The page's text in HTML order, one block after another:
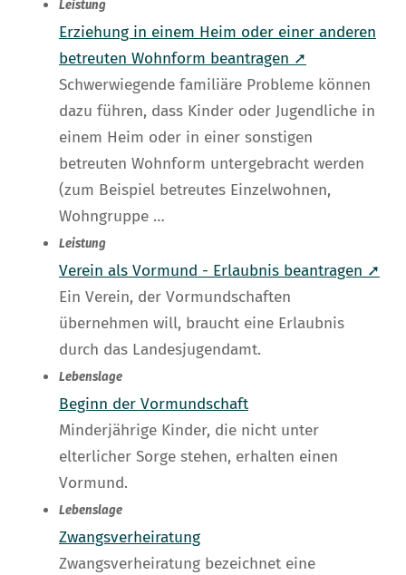
Leistung
Erziehung in einem Heim oder einer anderen
betreuten Wohnform beantragen ➚
Schwerwiegende familiäre Probleme können
dazu führen, dass Kinder oder Jugendliche in
einem Heim oder in einer sonstigen
betreuten Wohnform untergebracht werden
(zum Beispiel betreutes Einzelwohnen,
Wohngruppe …
Leistung
Verein als Vormund - Erlaubnis beantragen ➚
Ein Verein, der Vormundschaften
übernehmen will, braucht eine Erlaubnis
durch das Landesjugendamt.
Lebenslage
Beginn der Vormundschaft
Minderjährige Kinder, die nicht unter
elterlicher Sorge stehen, erhalten einen
Vormund.
Lebenslage
Zwangsverheiratung
Zwangsverheiratung bezeichnet eine